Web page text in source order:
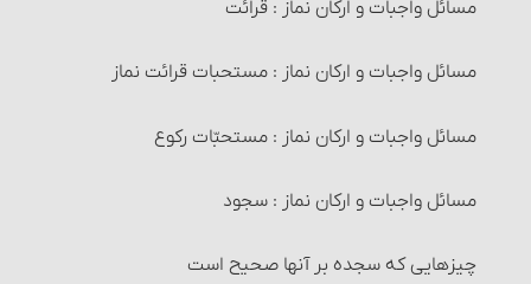
احکام خرید و فروش‏
مستحبّات معامله
معاملات مکروه
معاملات حرام‏ : خرید و فروش عین نجس، در شرایطی
معاملات حرام‏ : خرید و فروش اموالی که از طرق غیر شرعی
1- قرآن
2- مساجد
راههای اثبات تطهیر
احکام تخلّی
إستنجاء و احکام آن
مسائل واجبات و ارکان نماز : قرائت
مسائل واجبات و ارکان نماز : مستحبات قرائت نماز
مسائل واجبات و ارکان نماز : مستحبّات رکوع
مسائل واجبات و ارکان نماز : سجود
چیزهایی که سجده بر آنها صحیح است